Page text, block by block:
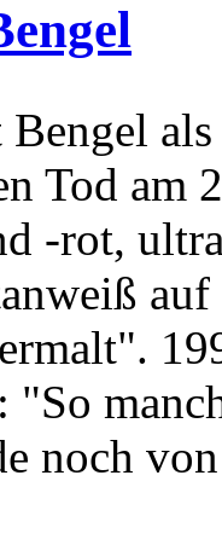
Bengel
Tod am
-rot,
noch